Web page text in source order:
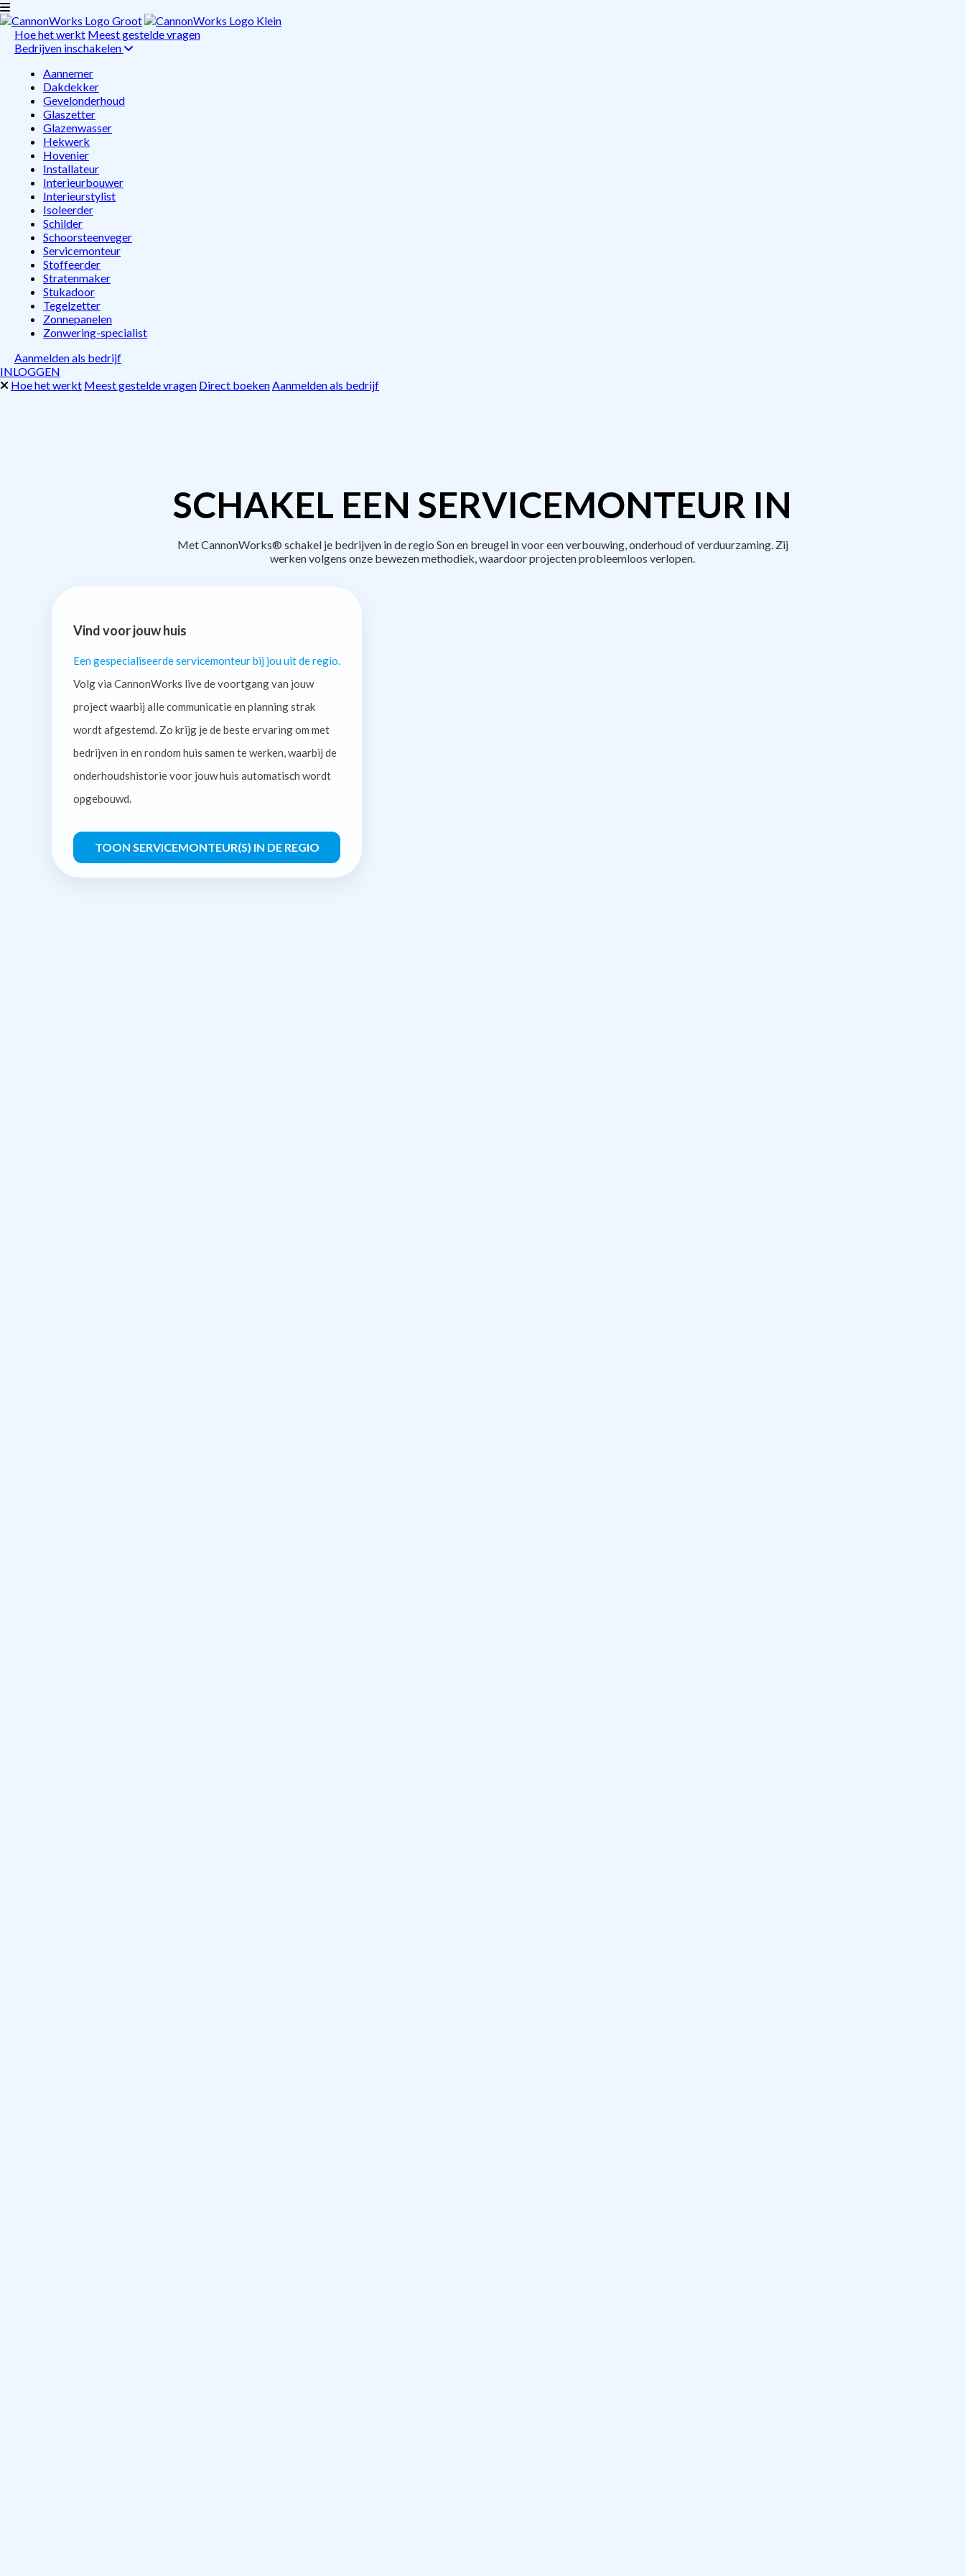
Hoe het werkt Meest gestelde vragen
Bedrijven inschakelen
Aannemer
Dakdekker
Gevelonderhoud
Glaszetter
Glazenwasser
Hekwerk
Hovenier
Installateur
Interieurbouwer
Interieurstylist
Isoleerder
Schilder
Schoorsteenveger
Servicemonteur
Stoffeerder
Stratenmaker
Stukadoor
Tegelzetter
Zonnepanelen
Zonwering-specialist
Aanmelden als bedrijf
INLOGGEN
Hoe het werkt Meest gestelde vragen Direct boekenAanmelden als bedrijf
SCHAKEL EEN SERVICEMONTEUR IN
Met CannonWorks® schakel je bedrijven in de regio Son en breugel in voor een verbouwing, onderhoud of verduurzaming. Zij
werken volgens onze bewezen methodiek, waardoor projecten probleemloos verlopen.
Vind voor jouw huis
Een gespecialiseerde servicemonteur bij jou uit de regio.
Volg via CannonWorks live de voortgang van jouw
project waarbij alle communicatie en planning strak
wordt afgestemd. Zo krijg je de beste ervaring om met
bedrijven in en rondom huis samen te werken, waarbij de
onderhoudshistorie voor jouw huis automatisch wordt
opgebouwd.
TOON SERVICEMONTEUR(S) IN DE REGIO